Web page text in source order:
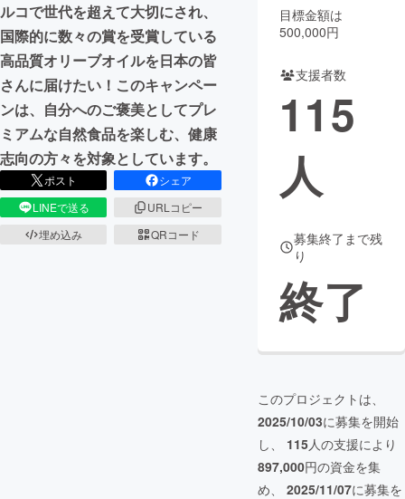
CAMPFIREふるさと納税
コミュニティ
ルコで世代を超えて大切にされ、
国際的に数々の賞を受賞している
高品質オリーブオイルを日本の皆
さんに届けたい！このキャンペー
ンは、自分へのご褒美としてプレ
ミアムな自然食品を楽しむ、健康
志向の方々を対象としています。
ポスト
シェア
LINEで送る
URLコピー
埋め込み
QRコード
目標金額は
500,000円
支援者数
115
人
募集終了まで残
り
終了
このプロジェクトは、
2025/10/03に募集を開始
し、 115人の支援により
897,000円の資金を集
め、 2025/11/07に募集を